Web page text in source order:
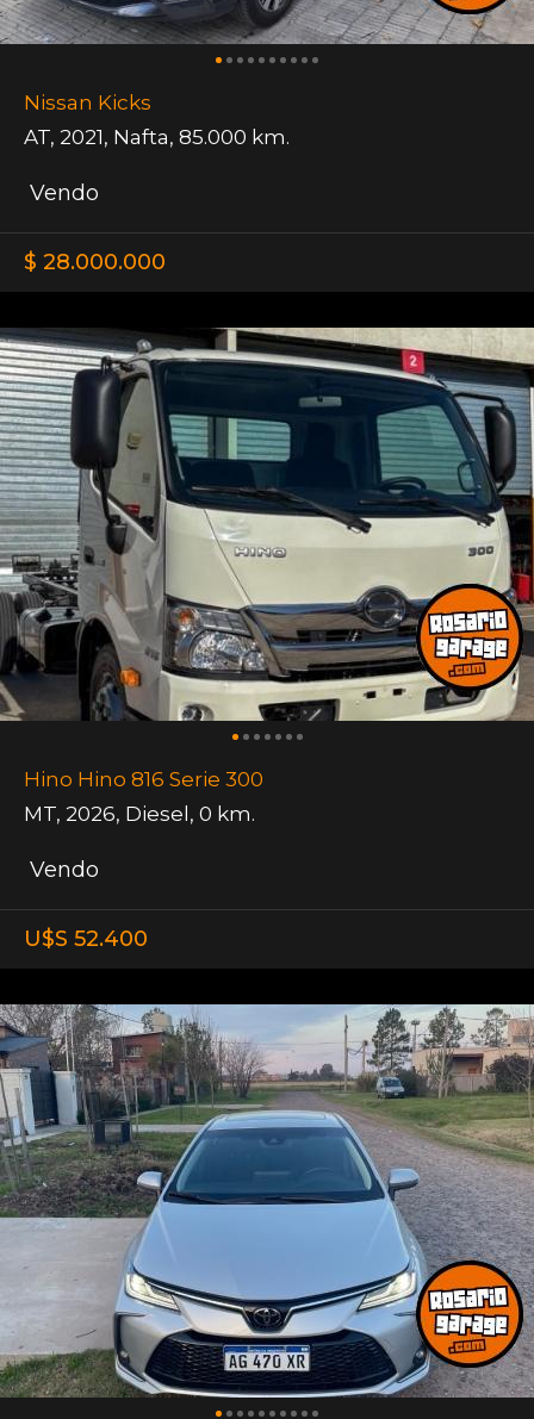
Nissan Kicks
AT, 2021, Nafta, 85.000 km.
Vendo
$ 28.000.000
Hino Hino 816 Serie 300
MT, 2026, Diesel, 0 km.
Vendo
U$S 52.400